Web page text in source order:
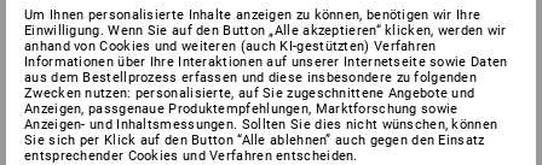
(m. MwSt.) ab 10 Stück Grundpreis :0,44 €/Meter
(m. MwSt.) ab 24 Stück
Sie haben sich bereits 4 von 4 Artikeln angesehen.
Um Ihnen personalisierte Inhalte anzeigen zu können, benötigen wir Ihre
Einwilligung. Wenn Sie auf den Button „Alle akzeptieren“ klicken, werden wir
anhand von Cookies und weiteren (auch KI-gestützten) Verfahren
Informationen über Ihre Interaktionen auf unserer Internetseite sowie Daten
aus dem Bestellprozess erfassen und diese insbesondere zu folgenden
Zwecken nutzen: personalisierte, auf Sie zugeschnittene Angebote und
Anzeigen, passgenaue Produktempfehlungen, Marktforschung sowie
Anzeigen- und Inhaltsmessungen. Sollten Sie dies nicht wünschen, können
Sie sich per Klick auf den Button “Alle ablehnen” auch gegen den Einsatz
entsprechender Cookies und Verfahren entscheiden.